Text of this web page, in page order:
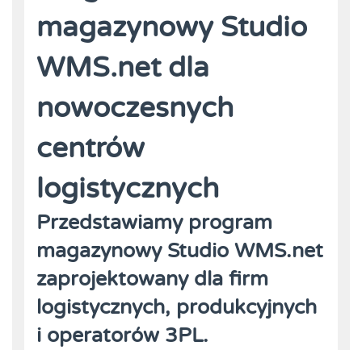
magazynowy Studio
WMS.net dla
nowoczesnych
centrów
logistycznych
Przedstawiamy program
magazynowy Studio WMS.net
zaprojektowany dla firm
logistycznych, produkcyjnych
i operatorów 3PL.